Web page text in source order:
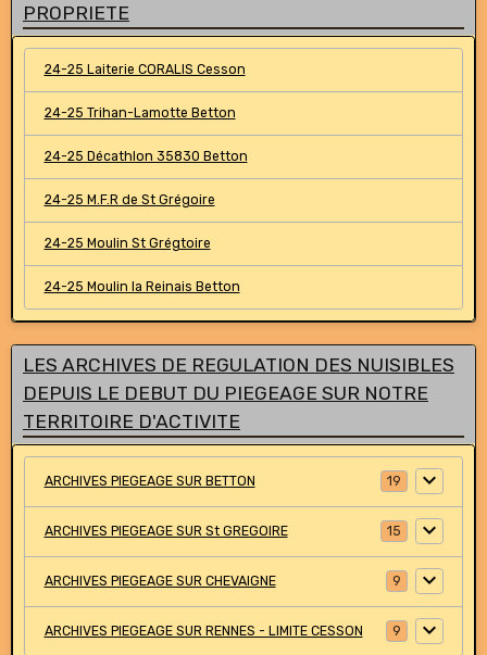
PROPRIETE
24-25 Laiterie CORALIS Cesson
24-25 Trihan-Lamotte Betton
24-25 Décathlon 35830 Betton
24-25 M.F.R de St Grégoire
24-25 Moulin St Grégtoire
24-25 Moulin la Reinais Betton
LES ARCHIVES DE REGULATION DES NUISIBLES
DEPUIS LE DEBUT DU PIEGEAGE SUR NOTRE
TERRITOIRE D'ACTIVITE
ARCHIVES PIEGEAGE SUR BETTON 19
ARCHIVES PIEGEAGE SUR St GREGOIRE 15
ARCHIVES PIEGEAGE SUR CHEVAIGNE 9
ARCHIVES PIEGEAGE SUR RENNES - LIMITE CESSON 9